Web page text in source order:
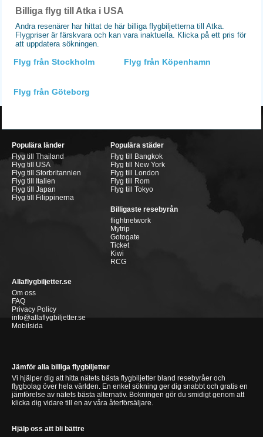
Billiga flyg till Atka i USA
Andra resenärer har hittat de här billiga flygbiljetterna till Atka.
Flygpriser är färskvara och kan vara inaktuella. Klicka på ett pris för
att uppdatera sökningen.
Flyg från Stockholm Flyg från Köpenhamn
Flyg från Göteborg
Populära länder
Flyg till Thailand
Flyg till USA
Flyg till Storbritannien
Flyg till Italien
Flyg till Japan
Flyg till Filippinerna
Populära städer
Flyg till Bangkok
Flyg till New York
Flyg till London
Flyg till Rom
Flyg till Tokyo
Billigaste resebyrån
flightnetwork
Mytrip
Gotogate
Ticket
Kiwi
RCG
Allaflygbiljetter.se
Om oss
FAQ
Privacy Policy
info@allaflygbiljetter.se
Mobilsida
Jämför alla billiga flygbiljetter
Vi hjälper dig att hitta nätets bästa flygbiljetter bland resebyråer och
flygbolag över hela världen. En enkel sökning ger dig snabbt och gratis en
jämförelse av nätets bästa alternativ. Bokningen gör du smidigt genom att
klicka dig vidare till en av våra återförsäljare.
Hjälp oss att bli bättre